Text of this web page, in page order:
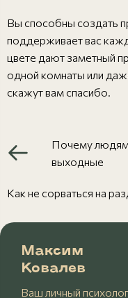
Вы способны создать
поддерживает вас
цвете дают заметный
одной комнаты или
скажут вам спасибо.
Почему
выходные
Как не сорваться на
Максим
Ковалев
Ваш личный психолог